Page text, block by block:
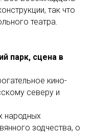
так что
театра.
парк, сцена в
кино-
северу и
народных
зодчества, о